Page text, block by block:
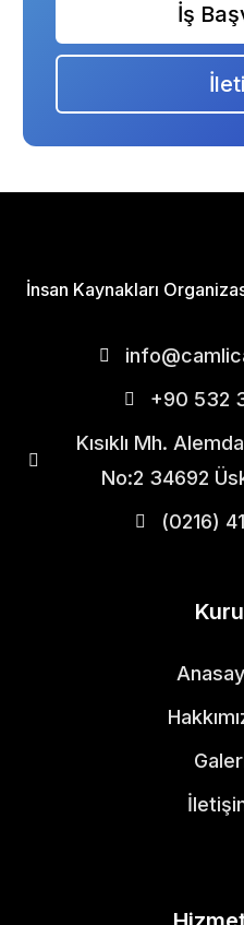
İş
İnsan Kaynakları
+90 532
Kısıklı Mh.
No:2 34692
(0216)